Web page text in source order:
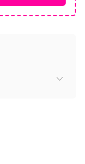
均力敌的玩家）